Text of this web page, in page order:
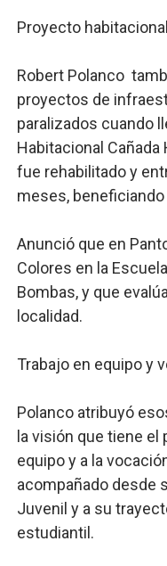
Proyecto
Robert Polanco
proyectos de
paralizados cuando
Habitacional Cañada
fue rehabilitado y
meses,
Anunció que en
Colores en la
Bombas, y que
localidad.
Trabajo en equipo y
Polanco atribuyó
la visión que tiene el
equipo y a la
acompañado desde
Juvenil y a su
estudiantil.